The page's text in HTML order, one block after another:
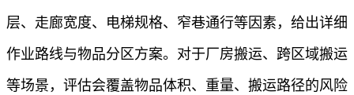
层、走廊宽度、电梯规格、窄巷通行等因素，给出详细
作业路线与物品分区方案。对于厂房搬运、跨区域搬运
等场景，评估会覆盖物品体积、重量、搬运路径的风险